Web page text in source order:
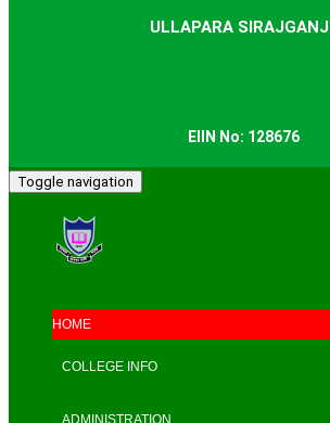
ULLAPARA SIRAJGANJ
EIIN No: 128676
Toggle navigation
HOME
COLLEGE INFO
ADMINISTRATION